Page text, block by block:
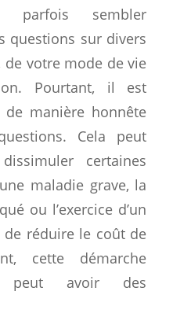
parfois sembler
questions sur divers
de votre mode de vie
Pourtant, il est
manière honnête
Cela peut
certaines
maladie grave, la
ou l’exercice d’un
réduire le coût de
cette démarche
peut avoir des